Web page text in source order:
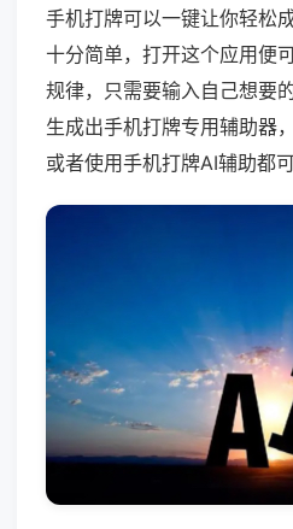
手机打牌可以一键让你轻松
十分简单，打开这个应用便
规律，只需要输入自己想要
生成出手机打牌专用辅助器
或者使用手机打牌AI辅助都